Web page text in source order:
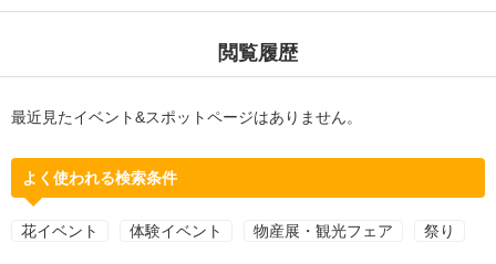
閲覧履歴
最近見たイベント&スポットページはありません。
よく使われる検索条件
花イベント 体験イベント 物産展・観光フェア 祭り